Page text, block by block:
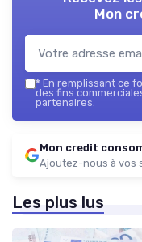
Mon
* En remplissant ce
des fins
partenaires.
Mon credit
Ajoutez-nous à vos
Les plus lus